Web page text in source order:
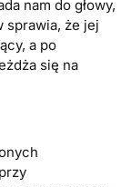
nam do głowy,
sprawia, że jej
a po
się na